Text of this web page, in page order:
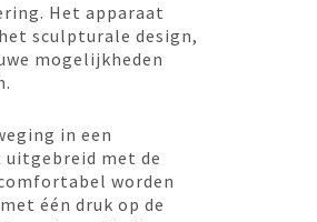
Het apparaat
sculpturale design,
mogelijkheden
in een
met de
worden
één druk op de